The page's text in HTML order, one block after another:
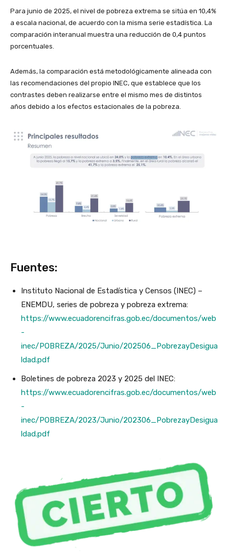
Para junio de 2025, el nivel de pobreza extrema se sitúa en 10,4%
a escala nacional, de acuerdo con la misma serie estadística. La
comparación interanual muestra una reducción de 0,4 puntos
porcentuales.
Además, la comparación está metodológicamente alineada con
las recomendaciones del propio INEC, que establece que los
contrastes deben realizarse entre el mismo mes de distintos
años debido a los efectos estacionales de la pobreza.
Fuentes:
Instituto Nacional de Estadística y Censos (INEC) –
ENEMDU, series de pobreza y pobreza extrema:
https://www.ecuadorencifras.gob.ec/documentos/web
-
inec/POBREZA/2025/Junio/202506_PobrezayDesigua
ldad.pdf
Boletines de pobreza 2023 y 2025 del INEC:
https://www.ecuadorencifras.gob.ec/documentos/web
-
inec/POBREZA/2023/Junio/202306_PobrezayDesigua
ldad.pdf